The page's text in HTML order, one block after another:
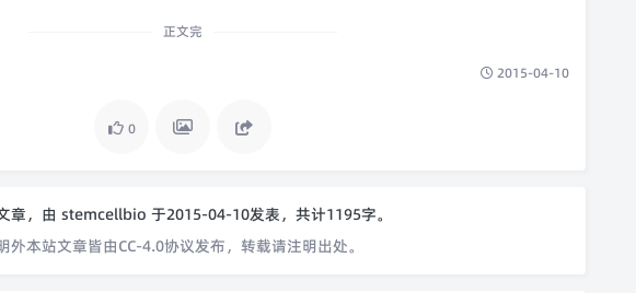
正文完
2015-04-10
0
章，由 stemcellbio 于2015-04-10发表，共计1195字。
外本站文章皆由CC-4.0协议发布，转载请注明出处。